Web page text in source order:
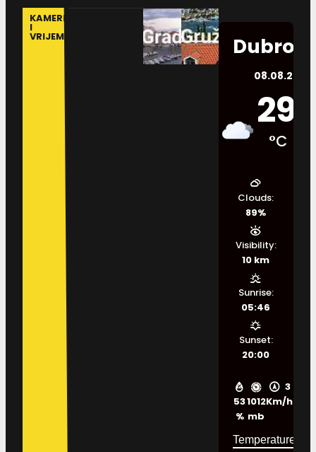
KAMERE
I
VRIJEME
08.08.2026.
29
°C
53
%
1012
mb
3
Km/h
Clouds:
89%
Visibility:
10 km
Sunrise:
05:46
Sunset:
20:00